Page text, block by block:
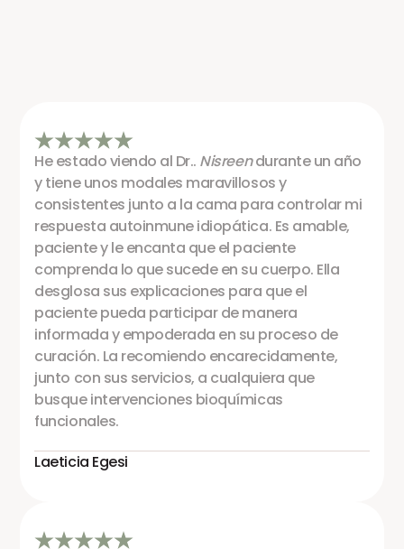
He estado viendo al Dr.. Nisreendurante un año
y tiene unos modales maravillosos y
consistentes junto a la cama para controlar mi
respuesta autoinmune idiopática. Es amable,
paciente y le encanta que el paciente
comprenda lo que sucede en su cuerpo. Ella
desglosa sus explicaciones para que el
paciente pueda participar de manera
informada y empoderada en su proceso de
curación. La recomiendo encarecidamente,
junto con sus servicios, a cualquiera que
busque intervenciones bioquímicas
funcionales.
Laeticia Egesi